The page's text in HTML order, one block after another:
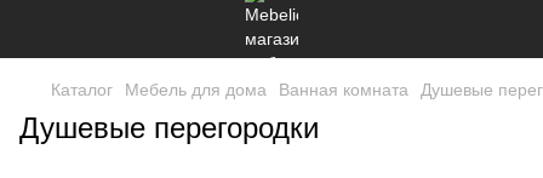
Каталог Мебель для дома Ванная комната Душевые
Душевые перегородки